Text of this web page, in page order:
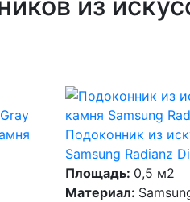
Подоконник из
Samsung Radianz
Площадь: 0,5 м2
Материал: